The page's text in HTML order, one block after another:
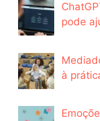
pode
à